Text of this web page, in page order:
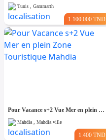
Tunis , Gammarth
1.100.000 TND
Pour Vacance s+2 Vue Mer en plein Zone Touristique Mahdia
Mahdia , Mahdia ville
1.400 TND